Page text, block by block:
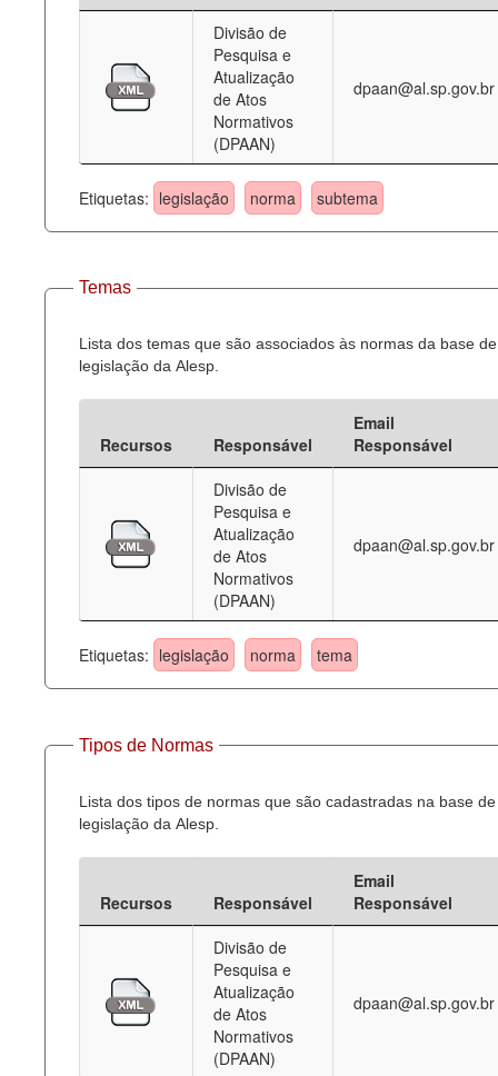
Divisão de
Pesquisa e
Atualização
de Atos
Normativos
(DPAAN)
dpaan@al.sp.gov.br
Etiquetas: legislação norma subtema
Temas
Lista dos temas que são associados às normas da base de
legislação da Alesp.
Recursos Responsável
Email
Responsável
Divisão de
Pesquisa e
Atualização
de Atos
Normativos
(DPAAN)
dpaan@al.sp.gov.br
Etiquetas: legislação norma tema
Tipos de Normas
Lista dos tipos de normas que são cadastradas na base de
legislação da Alesp.
Recursos Responsável
Email
Responsável
Divisão de
Pesquisa e
Atualização
de Atos
Normativos
(DPAAN)
dpaan@al.sp.gov.br